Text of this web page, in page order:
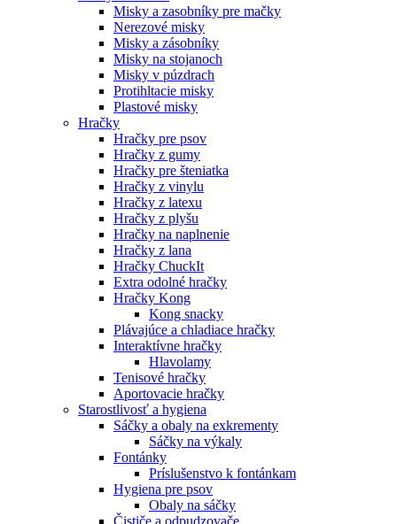
Misky a zasobníky pre mačky
Nerezové misky
Misky a zásobníky
Misky na stojanoch
Misky v púzdrach
Protihltacie misky
Plastové misky
Hračky
Hračky pre psov
Hračky z gumy
Hračky pre šteniatka
Hračky z vinylu
Hračky z latexu
Hračky z plyšu
Hračky na naplnenie
Hračky z lana
Hračky ChuckIt
Extra odolné hračky
Hračky Kong
Kong snacky
Plávajúce a chladiace hračky
Interaktívne hračky
Hlavolamy
Tenisové hračky
Aportovacie hračky
Starostlivosť a hygiena
Sáčky a obaly na exkrementy
Sáčky na výkaly
Fontánky
Príslušenstvo k fontánkam
Hygiena pre psov
Obaly na sáčky
Čističe a odpudzovače